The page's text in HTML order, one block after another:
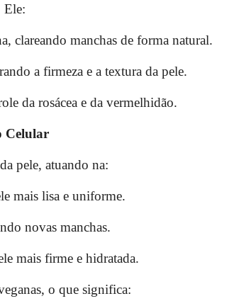
Ele:
clareando manchas de forma natural.
a firmeza e a textura da pele.
da rosácea e da vermelhidão.
Celular
pele, atuando na:
mais lisa e uniforme.
novas manchas.
mais firme e hidratada.
o que significa: